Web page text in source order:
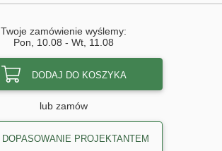
Twoje zamówienie wyślemy:
Pon, 10.08 - Wt, 11.08
DODAJ DO KOSZYKA
lub zamów
DOPASOWANIE PROJEKTANTEM